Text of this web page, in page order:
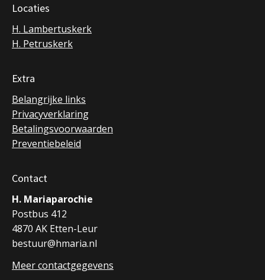
Locaties
H. Lambertuskerk
H. Petruskerk
Extra
Belangrijke links
Privacyverklaring
Betalingsvoorwaarden
Preventiebeleid
Contact
H. Mariaparochie
Postbus 412
4870 AK Etten-Leur
bestuur@hmaria.nl
Meer contactgegevens